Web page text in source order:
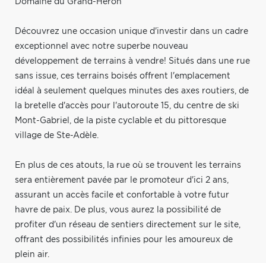
Domaine du Grand-Héron
Découvrez une occasion unique d'investir dans un cadre
exceptionnel avec notre superbe nouveau
développement de terrains à vendre! Situés dans une rue
sans issue, ces terrains boisés offrent l'emplacement
idéal à seulement quelques minutes des axes routiers, de
la bretelle d'accès pour l'autoroute 15, du centre de ski
Mont-Gabriel, de la piste cyclable et du pittoresque
village de Ste-Adèle.
En plus de ces atouts, la rue où se trouvent les terrains
sera entièrement pavée par le promoteur d'ici 2 ans,
assurant un accès facile et confortable à votre futur
havre de paix. De plus, vous aurez la possibilité de
profiter d'un réseau de sentiers directement sur le site,
offrant des possibilités infinies pour les amoureux de
plein air.